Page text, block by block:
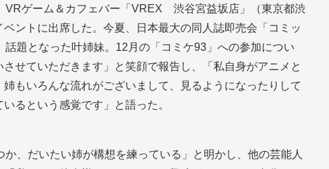
VRゲーム＆カフェバー「VREX 渋谷宮益坂店」（東京都渋
ントに出席した。今夏、日本最大の同人誌即売会「コミッ
題となった叶姉妹。12月の「コミケ93」への参加につい
せていただきます」と笑顔で報告し、「私自身がアニメと
もいろんな流れがございまして、見るようになったりして
るという感覚です」と語った。
、だいたい姉が構想を練っている」と明かし、他の芸能人